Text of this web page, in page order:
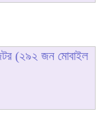
(২৯২ জন মোবাইল